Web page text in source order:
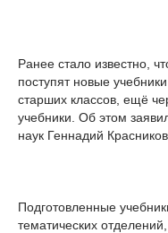
Ранее стало известно,
поступят новые
старших классов, ещё
учебники. Об этом
наук Геннадий Красников.
Подготовленные
тематических